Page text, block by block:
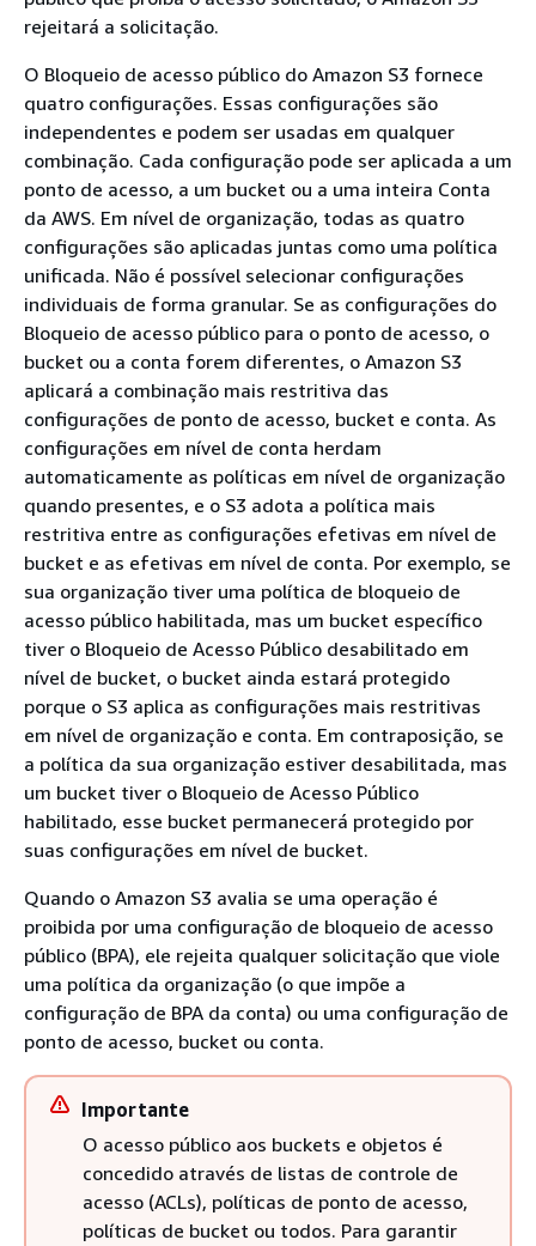
rejeitará a solicitação.
O Bloqueio de acesso público do Amazon S3 fornece
quatro configurações. Essas configurações são
independentes e podem ser usadas em qualquer
combinação. Cada configuração pode ser aplicada a um
ponto de acesso, a um bucket ou a uma inteira Conta
da AWS. Em nível de organização, todas as quatro
configurações são aplicadas juntas como uma política
unificada. Não é possível selecionar configurações
individuais de forma granular. Se as configurações do
Bloqueio de acesso público para o ponto de acesso, o
bucket ou a conta forem diferentes, o Amazon S3
aplicará a combinação mais restritiva das
configurações de ponto de acesso, bucket e conta. As
configurações em nível de conta herdam
automaticamente as políticas em nível de organização
quando presentes, e o S3 adota a política mais
restritiva entre as configurações efetivas em nível de
bucket e as efetivas em nível de conta. Por exemplo, se
sua organização tiver uma política de bloqueio de
acesso público habilitada, mas um bucket específico
tiver o Bloqueio de Acesso Público desabilitado em
nível de bucket, o bucket ainda estará protegido
porque o S3 aplica as configurações mais restritivas
em nível de organização e conta. Em contraposição, se
a política da sua organização estiver desabilitada, mas
um bucket tiver o Bloqueio de Acesso Público
habilitado, esse bucket permanecerá protegido por
suas configurações em nível de bucket.
Quando o Amazon S3 avalia se uma operação é
proibida por uma configuração de bloqueio de acesso
público (BPA), ele rejeita qualquer solicitação que viole
uma política da organização (o que impõe a
configuração de BPA da conta) ou uma configuração de
ponto de acesso, bucket ou conta.
Importante
O acesso público aos buckets e objetos é
concedido através de listas de controle de
acesso (ACLs), políticas de ponto de acesso,
políticas de bucket ou todos. Para garantir